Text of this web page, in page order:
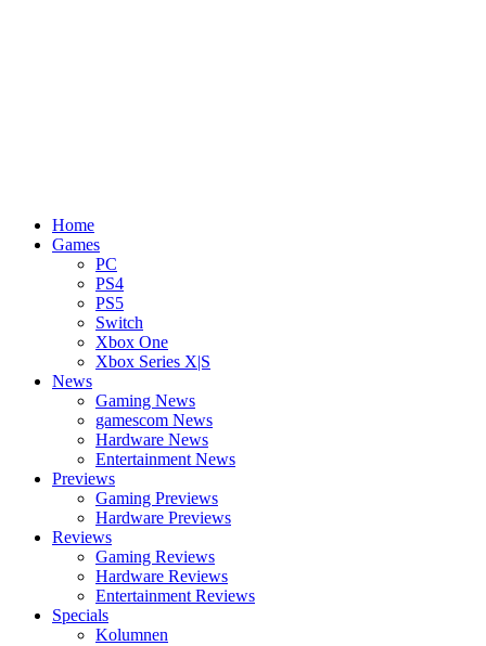
Home
Games
PC
PS4
PS5
Switch
Xbox One
Xbox Series X|S
News
Gaming News
gamescom News
Hardware News
Entertainment News
Previews
Gaming Previews
Hardware Previews
Reviews
Gaming Reviews
Hardware Reviews
Entertainment Reviews
Specials
Kolumnen